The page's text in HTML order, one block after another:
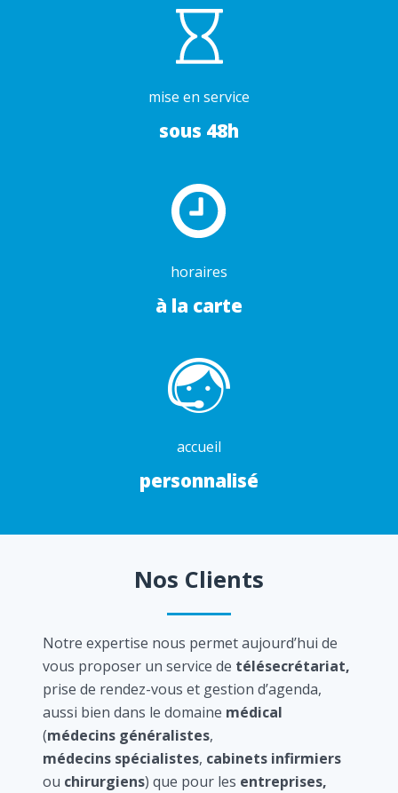
mise en service
sous 48h
horaires
à la carte
accueil
personnalisé
Nos Clients
Notre expertise nous permet aujourd’hui de
vous proposer un service de télésecrétariat,
prise de rendez-vous et gestion d’agenda,
aussi bien dans le domaine médical
(médecins généralistes,
médecins spécialistes, cabinets infirmiers
ou chirurgiens) que pour les entreprises,